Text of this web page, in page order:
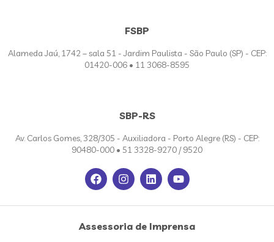
FSBP
Alameda Jaú, 1742 – sala 51 - Jardim Paulista - São Paulo (SP) - CEP:
01420-006 • 11 3068-8595
SBP-RS
Av. Carlos Gomes, 328/305 - Auxiliadora - Porto Alegre (RS) - CEP:
90480-000 • 51 3328-9270 / 9520
Assessoria de Imprensa